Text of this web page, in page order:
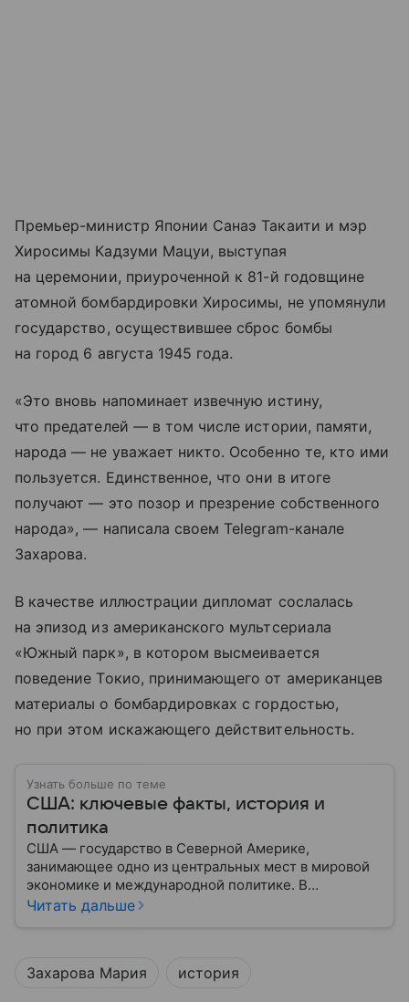
Премьер-министр Японии Санаэ Такаити и мэр
Хиросимы Кадзуми Мацуи, выступая
на церемонии, приуроченной к 81-й годовщине
атомной бомбардировки Хиросимы, не упомянули
государство, осуществившее сброс бомбы
на город 6 августа 1945 года.
«Это вновь напоминает извечную истину,
что предателей — в том числе истории, памяти,
народа — не уважает никто. Особенно те, кто ими
пользуется. Единственное, что они в итоге
получают — это позор и презрение собственного
народа», — написала своем Telegram-канале
Захарова.
В качестве иллюстрации дипломат сослалась
на эпизод из американского мультсериала
«Южный парк», в котором высмеивается
поведение Токио, принимающего от американцев
материалы о бомбардировках с гордостью,
но при этом искажающего действительность.
Узнать больше по теме
США: ключевые факты, история и
политика
США — государство в Северной Америке,
занимающее одно из центральных мест в мировой
экономике и международной политике. В
материале — основные сведения об этой стране.
Читать дальше
Захарова Мария история